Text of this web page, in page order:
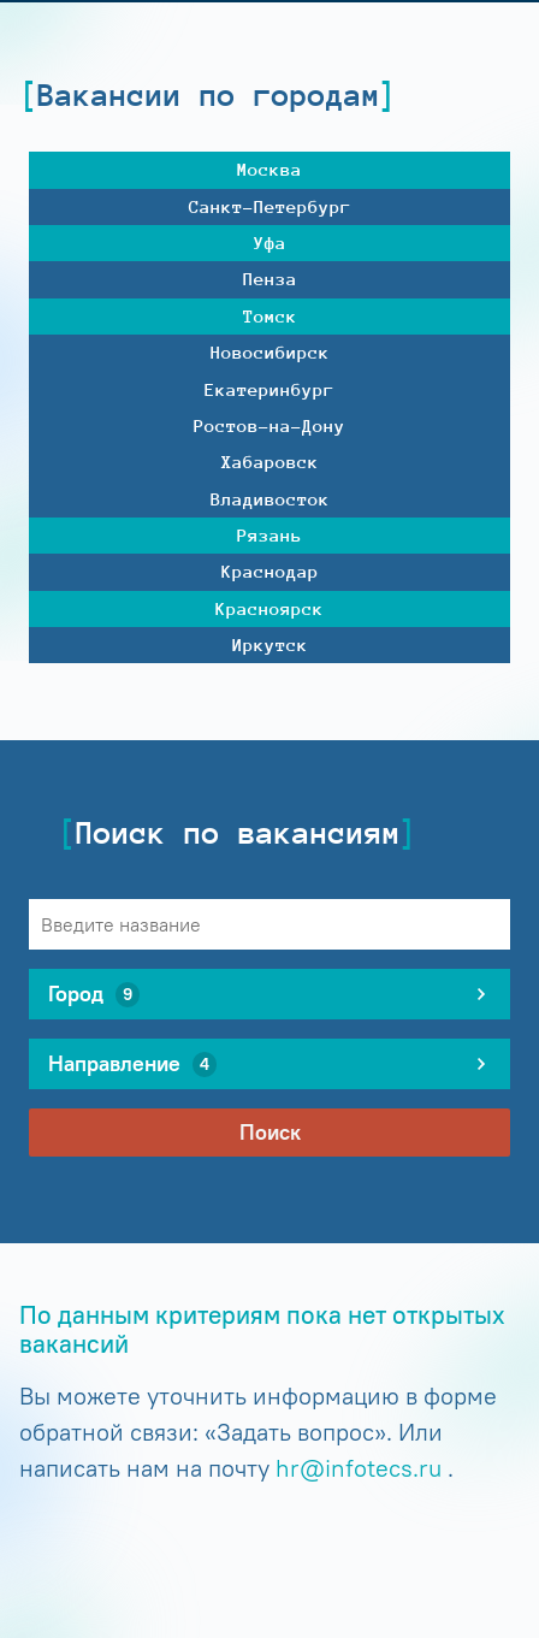
Вакансии по городам
Москва
Санкт-Петербург
Уфа
Пенза
Томск
Новосибирск
Екатеринбург
Ростов-на-Дону
Хабаровск
Владивосток
Рязань
Краснодар
Красноярск
Иркутск
Поиск по вакансиям
Город 9
Направление 4
Поиск
По данным критериям пока нет открытых
вакансий
Вы можете уточнить информацию в форме
обратной связи: «Задать вопрос». Или
написать нам на почту hr@infotecs.ru .